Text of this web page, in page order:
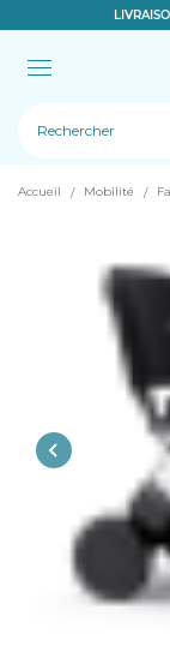
Le
Accueil Mobilité